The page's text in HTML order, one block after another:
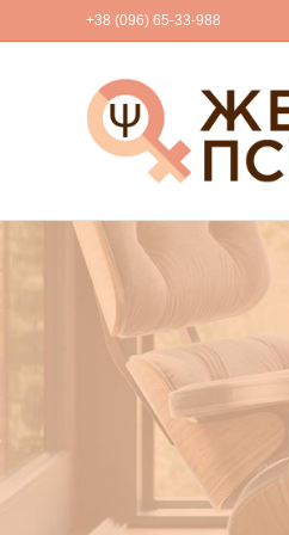
+38 (096) 65-33-988